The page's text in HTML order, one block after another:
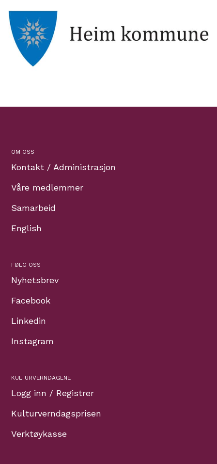
OM OSS
Kontakt / Administrasjon
Våre medlemmer
Samarbeid
English
FØLG OSS
Nyhetsbrev
Facebook
Linkedin
Instagram
KULTURVERNDAGENE
Logg inn / Registrer
Kulturverndagsprisen
Verktøykasse